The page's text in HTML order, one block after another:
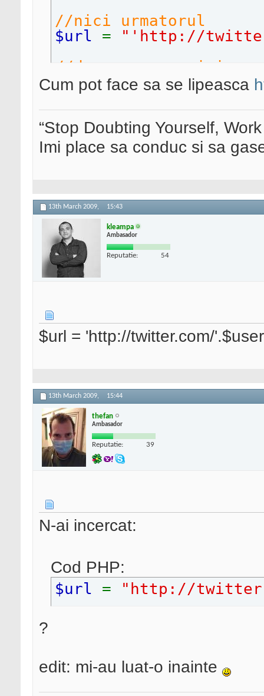
//nici urmatorul
$url =
"'http://
//de asemenea nici
$url ="http://
//si nici urmatorul
$url="http://
Cum pot face sa se lipeasca
“Stop Doubting Yourself,
Imi place sa conduc si sa
13th March 2009, 15:43
kleampa
Ambasador
Reputatie: 54
$url = 'http://twitter.com/
13th March 2009, 15:44
thefan
Ambasador
Reputatie: 39
N-ai incercat:
Cod PHP:
$url = "http://
?
edit: mi-au luat-o inainte